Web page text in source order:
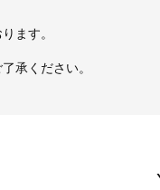
ます。
承ください。